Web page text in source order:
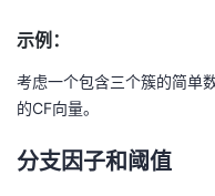
示例：
考虑一个包含三个簇的简单
的CF向量。
分支因子和阈值